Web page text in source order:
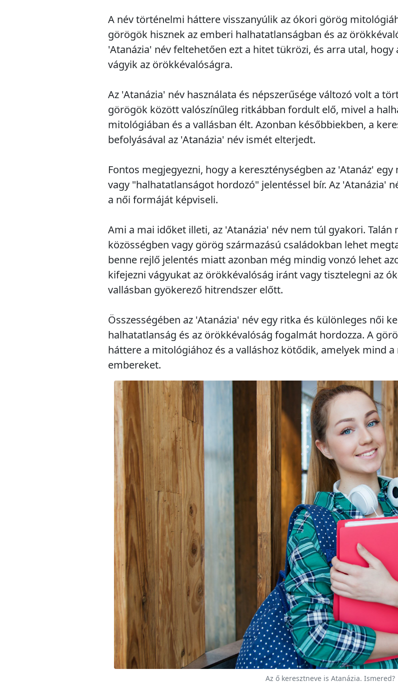
A név történelmi háttere visszanyúlik az ókori görög
görögök hisznek az emberi halhatatlanságban és az
'Atanázia' név feltehetően ezt a hitet tükrözi, és arra utal,
vágyik az örökkévalóságra.
Az 'Atanázia' név használata és népszerűsége változó volt a
görögök között valószínűleg ritkábban fordult elő, mivel a
mitológiában és a vallásban élt. Azonban későbbiekben, a
befolyásával az 'Atanázia' név ismét elterjedt.
Fontos megjegyezni, hogy a kereszténységben az 'Atanáz'
vagy "halhatatlanságot hordozó" jelentéssel bír. Az 'Atanázia'
a női formáját képviseli.
Ami a mai időket illeti, az 'Atanázia' név nem túl gyakori.
közösségben vagy görög származású családokban lehet
benne rejlő jelentés miatt azonban még mindig vonzó lehet
kifejezni vágyukat az örökkévalóság iránt vagy tisztelegni az
vallásban gyökerező hitrendszer előtt.
Összességében az 'Atanázia' név egy ritka és különleges női
halhatatlanság és az örökkévalóság fogalmát hordozza. A
háttere a mitológiához és a valláshoz kötődik, amelyek mind
embereket.
Az ő keresztneve is Atanázia. Ismered?